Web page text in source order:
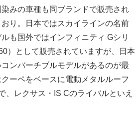
みの車種も同ブランドで販売され
り。日本ではスカイラインの名前
も国外ではインフィニティ Gシリ
）として販売されていますが、日本
ンバーチブルモデルがあるのが最
ーペをベースに電動メタルルーフ
、レクサス・IS Cのライバルといえ